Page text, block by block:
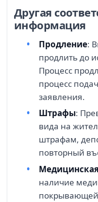
Другая
информация
Продление:
продлить до
Процесс
процесс
заявления.
Штрафы:
вида на
штрафам,
повторный
наличие
покрывающей